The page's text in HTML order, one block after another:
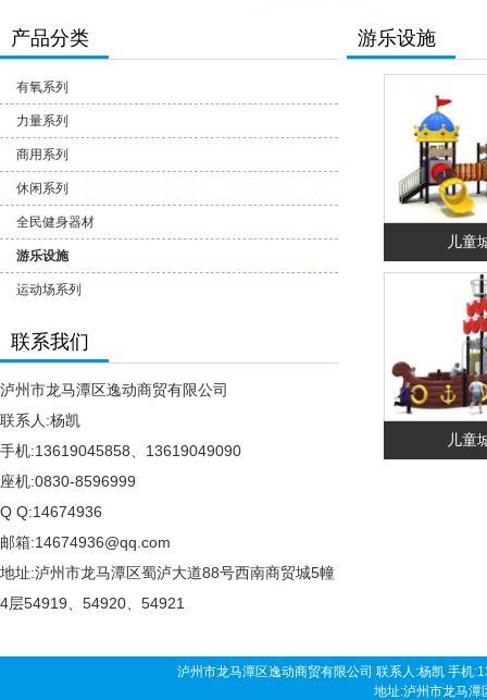
产品分类
有氧系列
力量系列
商用系列
休闲系列
全民健身器材
游乐设施
运动场系列
联系我们
泸州市龙马潭区逸动商贸有限公司
联系人:杨凯
手机:13619045858、13619049090
座机:0830-8596999
Q Q:14674936
邮箱:14674936@qq.com
地址:泸州市龙马潭区蜀泸大道88号西南商贸城5幢
4层54919、54920、54921
游乐设施
儿童
儿童
泸州市龙马潭区逸动商贸有限公司 联系人:杨凯 手
地址:泸州市龙马